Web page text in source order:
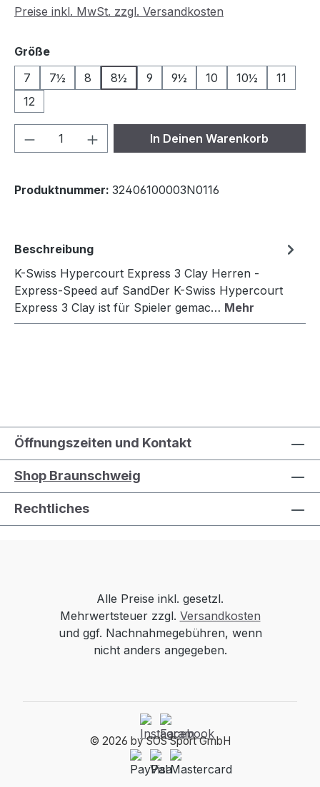
Preise inkl. MwSt. zzgl. Versandkosten
Größeauswählen
7
7½ 8 8½ 9 9½ 10 10½
11
12
Produkt Anzahl: Gib denIn Deinen Warenkorb
Produktnummer: 32406100003N0116
Beschreibung
K-Swiss Hypercourt Express 3 Clay Herren -
Express-Speed auf SandDer K-Swiss Hypercourt
Express 3 Clay ist für Spieler gemac… Mehr
Öffnungszeiten und Kontakt
Shop Braunschweig
Rechtliches
Alle Preise inkl. gesetzl.
Mehrwertsteuer zzgl. Versandkosten
und ggf. Nachnahmegebühren, wenn
nicht anders angegeben.
© 2026 by SOS Sport GmbH